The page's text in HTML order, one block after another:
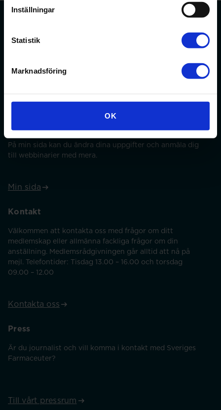
Inställningar
Statistik
Marknadsföring
OK
På min sida kan du ändra dina uppgifter och anmäla dig
till webbinarier med mera.
Min sida
Kontakt
Välkommen att kontakta oss med frågor om ditt
medlemskap eller allmänna fackliga frågor om din
anställning. Medlemsrådgivningen går alltid att nå på
mejl. Telefontider: Tisdag 13.00 – 16.00 och torsdag
09.00 – 12.00
Kontakta oss
Press
Är du journalist och vill komma i kontakt med Sveriges
Farmaceuter?
Till vårt pressrum